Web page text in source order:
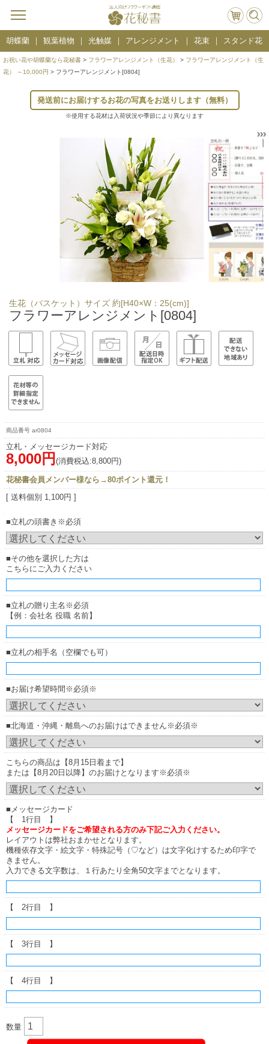
胡蝶蘭 観葉植物 光触媒 アレンジメント 花束 スタンド花
お祝い花や胡蝶蘭なら花秘書 > フラワーアレンジメント（生花） > フラワーアレンジメント（生
花） ～10,000円 > フラワーアレンジメント[0804]
発送前にお届けするお花の写真をお送りします（無料）
※使用する花材は入荷状況や季節により異なります
生花（バスケット）サイズ 約[H40×W：25(cm)]
フラワーアレンジメント[0804]
ar0804
立札・メッセージカード対応
8,000円 (消費税込:8,800円)
花秘書会員メンバー様なら→80ポイント還元！
[ 送料個別 1,100円 ]
■立札の頭書き※必須
■その他を選択した方は
こちらにご入力ください
■立札の贈り主名※必須
【例：会社名 役職 名前】
■立札の相手名（空欄でも可）
■お届け希望時間※必須※
■北海道・沖縄・離島へのお届けはできません※必須※
こちらの商品は【8月15日着まで】
または【8月20日以降】のお届けとなります※必須※
■メッセージカード
【 1行目 】
メッセージカードをご希望される方のみ下記ご入力ください。
レイアウトは弊社おまかせとなります。
機種依存文字・絵文字・特殊記号（♡など）は文字化けするため印字で
きません。
入力できる文字数は、１行あたり全角50文字までとなります。
【 2行目 】
【 3行目 】
【 4行目 】
数量